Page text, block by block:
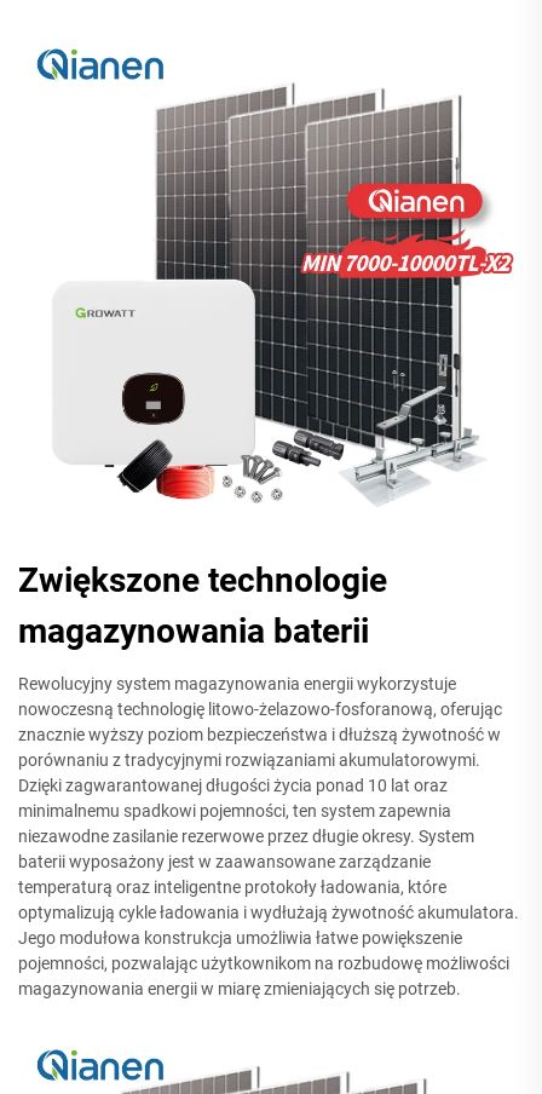
Zwiększone technologie
magazynowania baterii
Rewolucyjny system magazynowania energii wykorzystuje
nowoczesną technologię litowo-żelazowo-fosforanową, oferując
znacznie wyższy poziom bezpieczeństwa i dłuższą żywotność w
porównaniu z tradycyjnymi rozwiązaniami akumulatorowymi.
Dzięki zagwarantowanej długości życia ponad 10 lat oraz
minimalnemu spadkowi pojemności, ten system zapewnia
niezawodne zasilanie rezerwowe przez długie okresy. System
baterii wyposażony jest w zaawansowane zarządzanie
temperaturą oraz inteligentne protokoły ładowania, które
optymalizują cykle ładowania i wydłużają żywotność akumulatora.
Jego modułowa konstrukcja umożliwia łatwe powiększenie
pojemności, pozwalając użytkownikom na rozbudowę możliwości
magazynowania energii w miarę zmieniających się potrzeb.